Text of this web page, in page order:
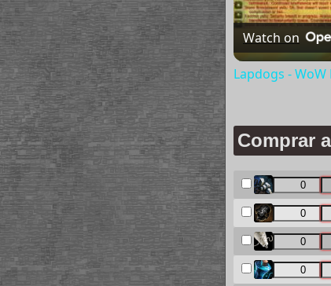
Watch on
Lapdogs - WoW
Comprar